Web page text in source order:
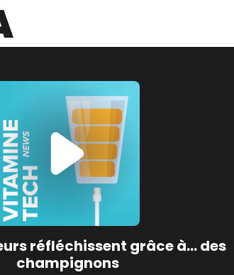
réfléchissent grâce à… des
champignons